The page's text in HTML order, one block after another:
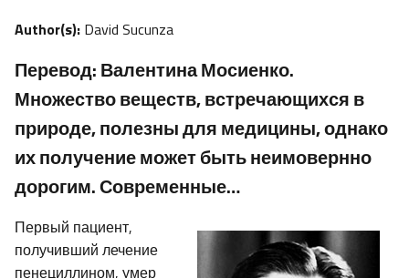
Author(s): David Sucunza
Перевод: Валентина Мосиенко.
Множество веществ, встречающихся в
природе, полезны для медицины, однако
их получение может быть неимовернно
дорогим. Современные…
Первый пациент,
получивший лечение
пенециллином, умер